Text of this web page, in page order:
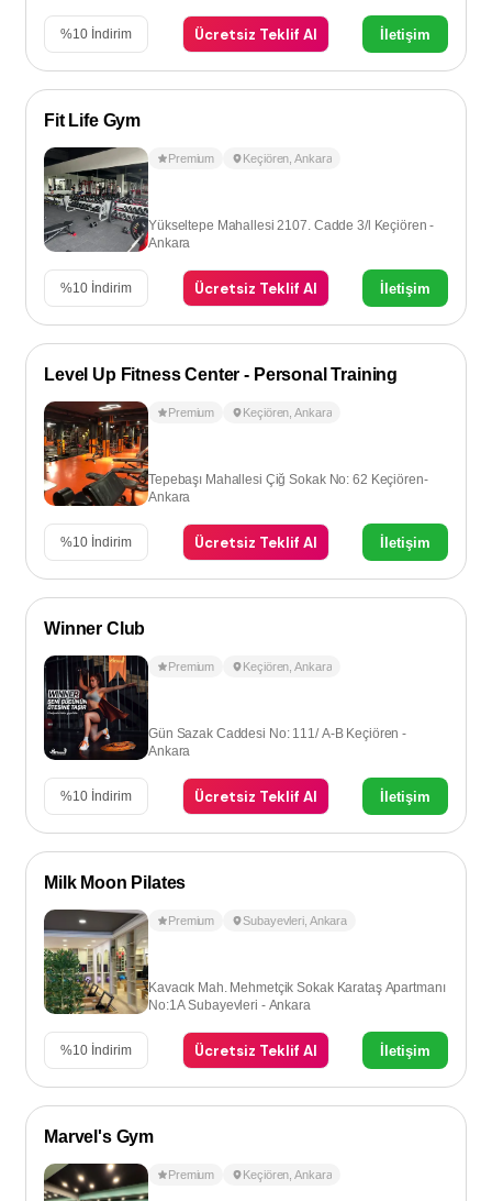
%10 İndirim Ücretsiz Teklif Al İletişim
Fit Life Gym
Premium Keçiören ,Ankara
Yükseltepe Mahallesi 2107. Cadde 3/l Keçiören -
Ankara
%10 İndirim Ücretsiz Teklif Al İletişim
Level Up Fitness Center - Personal Training
Premium Keçiören ,Ankara
Tepebaşı Mahallesi Çiğ Sokak No: 62 Keçiören-
Ankara
%10 İndirim Ücretsiz Teklif Al İletişim
Winner Club
Premium Keçiören ,Ankara
Gün Sazak Caddesi No: 111/ A-B Keçiören -
Ankara
%10 İndirim Ücretsiz Teklif Al İletişim
Milk Moon Pilates
Premium Subayevleri Ankara
Kavacık Mah. Mehmetçik Sokak Karataş Apartmanı
No:1A Subayevleri - Ankara
%10 İndirim Ücretsiz Teklif Al İletişim
Marvel's Gym
Premium Keçiören ,Ankara